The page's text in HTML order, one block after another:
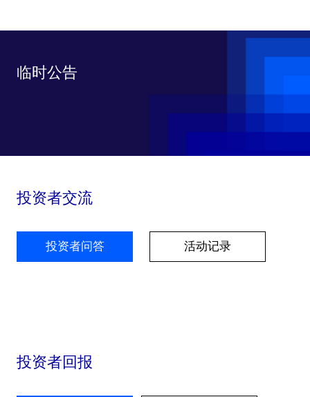
临时公告
投资者交流
投资者问答 活动记录
投资者回报